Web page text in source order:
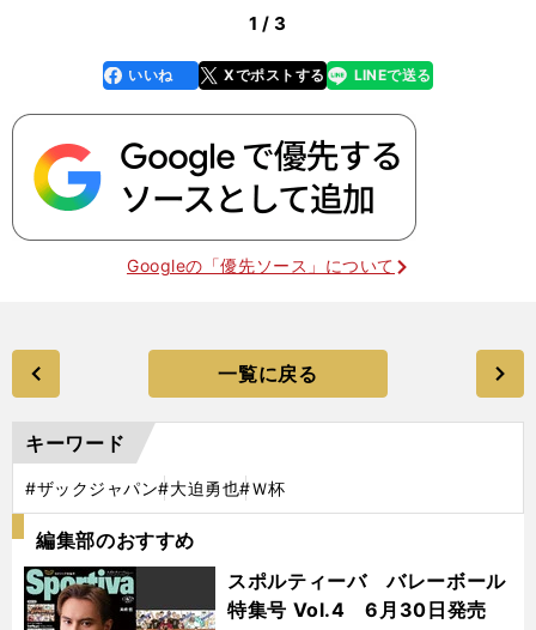
1 / 3
faceboo
k
いいね Xでポストする
line LINEで送る
Googleの「優先ソース」について
一覧に戻る
キーワード
#ザックジャパン#大迫勇也#Ｗ杯
編集部のおすすめ
スポルティーバ バレーボール
特集号 Vol.4 6月30日発売